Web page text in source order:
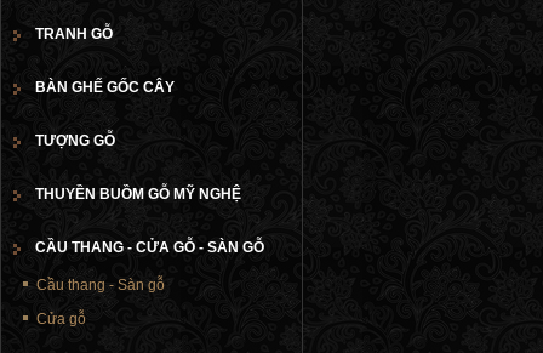
TRANH GỖ
BÀN GHẾ GỐC CÂY
TƯỢNG GỖ
THUYỀN BUỒM GỖ MỸ NGHỆ
CẦU THANG - CỬA GỖ - SÀN GỖ
Cầu thang - Sàn gỗ
Cửa gỗ